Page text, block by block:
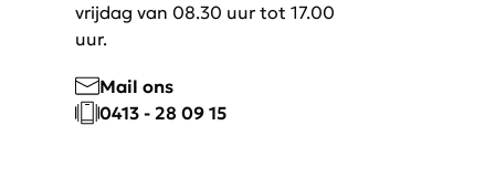
vrijdag van 08.30 uur tot 17.00
uur.
Mail ons
0413 - 28 09 15